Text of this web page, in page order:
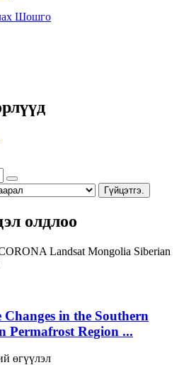
Шошго
Гүйцэтгэ.
олдлоо
Landsat Mongolia Siberian
in the Southern
Permafrost Region ...
өгүүлэл